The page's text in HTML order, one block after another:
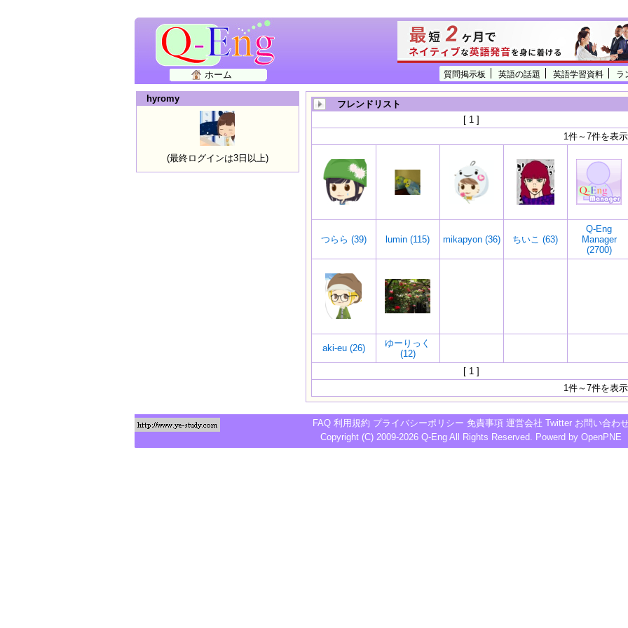
質問掲示板 英語の話題 英語学習資料 ラ
ホーム
hyromy
(最終ログインは3日以上)
フレンドリスト
[ 1 ]
1件～7件を表示
つらら (39) lumin (115) mikapyon (36) ちいこ (63)
Q-Eng
Manager
(2700)
aki-eu (26)
ゆーりっく
(12)
[ 1 ]
1件～7件を表示
FAQ 利用規約 プライバシーポリシー 免責事項 運営会社 Twitter お問い合わ
Copyright (C) 2009-2026 Q-Eng All Rights Reserved. Powerd by OpenPNE